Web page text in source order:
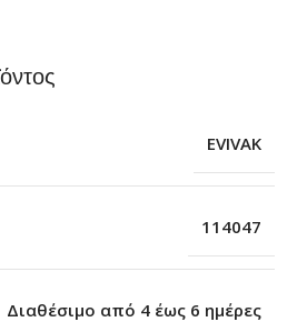
EVIVAK
114047
Διαθέσιμο από 4 έως 6 ημέρες